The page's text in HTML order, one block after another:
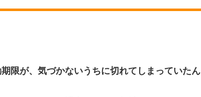
限が、気づかないうちに切れてしまっていたん